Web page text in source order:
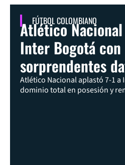
FÚTBOL COLOMBIANO
Atlético
Inter Bogotá con
sorprendentes
Atlético Nacional aplastó 7-1 a
dominio total en posesión y